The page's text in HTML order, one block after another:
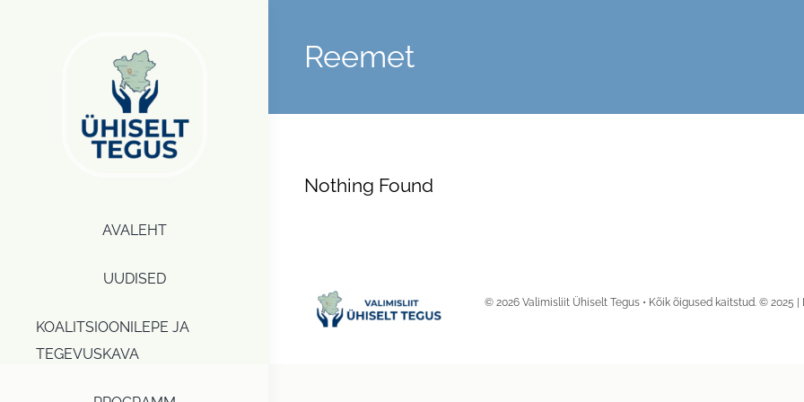
AVALEHT
UUDISED
KOALITSIOONILEPE JA
TEGEVUSKAVA
Reemet
Nothing Found
© 2026 Valimisliit Ühiselt Tegus • Kõik õigused kaitstud. © 2025